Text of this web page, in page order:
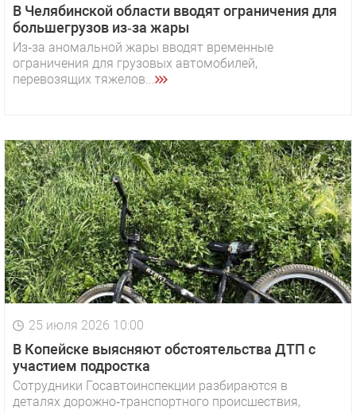
В Челябинской области вводят ограничения для
большегрузов из‑за жары
Из‑за аномальной жары вводят временные
ограничения для грузовых автомобилей,
перевозящих тяжелов...
25 июля 2026 10:00
В Копейске выясняют обстоятельства ДТП с
участием подростка
Сотрудники Госавтоинспекции разбираются в
деталях дорожно‑транспортного происшествия,